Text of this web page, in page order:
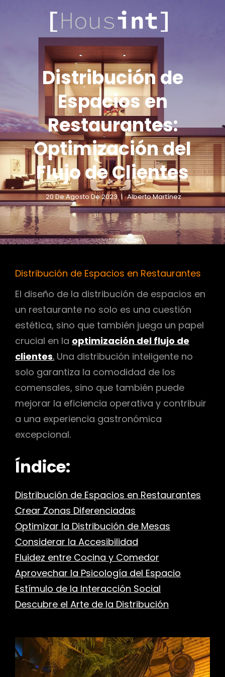
Distribución de
Espacios en
Restaurantes:
Optimización del
Flujo de Clientes
20 De Agosto De 2023 Alberto Martínez
Distribución de Espacios en Restaurantes
El diseño de la distribución de espacios en
un restaurante no solo es una cuestión
estética, sino que también juega un papel
crucial en la optimización del flujo de
clientes. Una distribución inteligente no
solo garantiza la comodidad de los
comensales, sino que también puede
mejorar la eficiencia operativa y contribuir
a una experiencia gastronómica
excepcional.
Índice:
Distribución de Espacios en Restaurantes
Crear Zonas Diferenciadas
Optimizar la Distribución de Mesas
Considerar la Accesibilidad
Fluidez entre Cocina y Comedor
Aprovechar la Psicología del Espacio
Estímulo de la Interacción Social
Descubre el Arte de la Distribución